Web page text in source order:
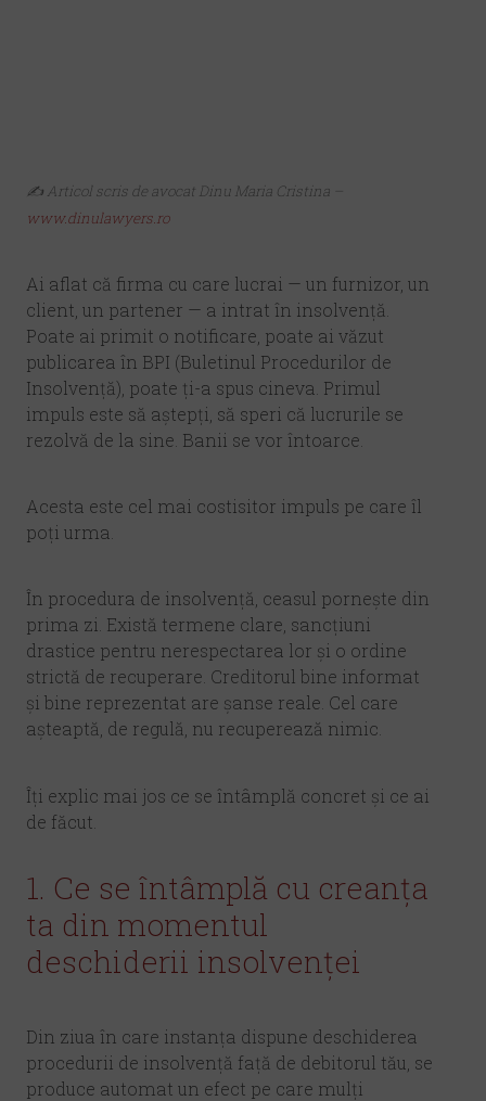
✍️ Articol scris de avocat Dinu Maria Cristina –
www.dinulawyers.ro
Ai aflat că firma cu care lucrai — un furnizor, un
client, un partener — a intrat în insolvență.
Poate ai primit o notificare, poate ai văzut
publicarea în BPI (Buletinul Procedurilor de
Insolvență), poate ți-a spus cineva. Primul
impuls este să aștepți, să speri că lucrurile se
rezolvă de la sine. Banii se vor întoarce.
Acesta este cel mai costisitor impuls pe care îl
poți urma.
În procedura de insolvență, ceasul pornește din
prima zi. Există termene clare, sancțiuni
drastice pentru nerespectarea lor și o ordine
strictă de recuperare. Creditorul bine informat
și bine reprezentat are șanse reale. Cel care
așteaptă, de regulă, nu recuperează nimic.
Îți explic mai jos ce se întâmplă concret și ce ai
de făcut.
1. Ce se întâmplă cu creanța
ta din momentul
deschiderii insolvenței
Din ziua în care instanța dispune deschiderea
procedurii de insolvență față de debitorul tău, se
produce automat un efect pe care mulți